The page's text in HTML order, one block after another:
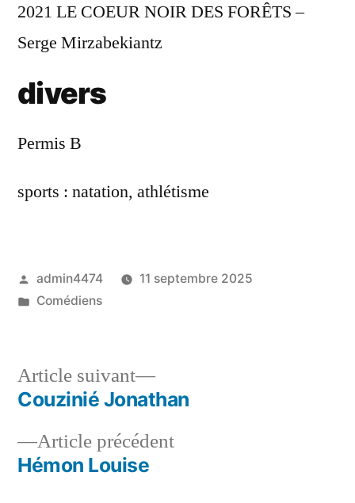
2021 LE COEUR NOIR DES FORÊTS –
Serge Mirzabekiantz
divers
Permis B
sports : natation, athlétisme
Publié
par
admin4474
11 septembre 2025
Publié
Comédiens
Navigation
deArticle précédentArticle
Hémon Louise
Article suivant
Article
suivant :
Couzinié Jonathan